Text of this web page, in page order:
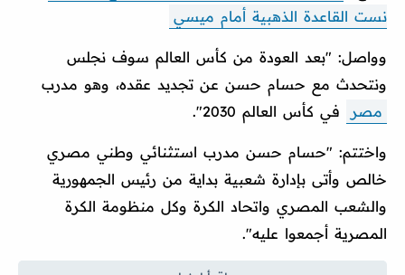
نست القاعدة الذهبية أمام ميسي
وواصل: "بعد العودة من كأس العالم سوف نجلس
ونتحدث مع حسام حسن عن تجديد عقده، وهو مدرب
مصر
في كأس العالم 2030".
واختتم: "حسام حسن مدرب استثنائي وطني مصري
خالص وأتى بإدارة شعبية بداية من رئيس الجمهورية
والشعب المصري واتحاد الكرة وكل منظومة الكرة
المصرية أجمعوا عليه".